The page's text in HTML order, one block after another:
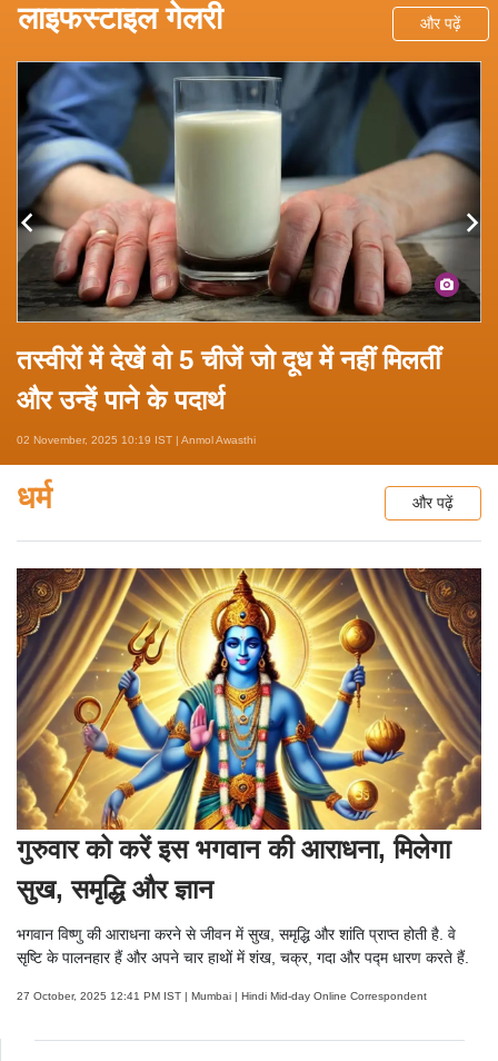
लाइफस्टाइल गेलरी और पढ़ें
तस्वीरों में देखें वो 5 चीजें जो दूध में नहीं मिलतीं
और उन्हें पाने के पदार्थ
02 November, 2025 10:19 IST | Anmol Awasthi
धर्म और पढ़ें
गुरुवार को करें इस भगवान की आराधना, मिलेगा
सुख, समृद्धि और ज्ञान
भगवान विष्णु की आराधना करने से जीवन में सुख, समृद्धि और शांति प्राप्त होती है. वे
सृष्टि के पालनहार हैं और अपने चार हाथों में शंख, चक्र, गदा और पद्म धारण करते हैं.
27 October, 2025 12:41 PM IST | Mumbai | Hindi Mid-day Online Correspondent